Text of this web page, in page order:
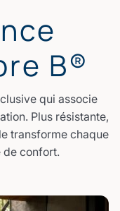
B®
qui associe
Plus résistante,
transforme chaque
de confort.